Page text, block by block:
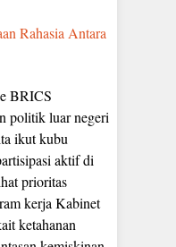
Rahasia Antara
BRICS
politik luar negeri
ikut kubu
aktif di
prioritas
kerja Kabinet
ketahanan